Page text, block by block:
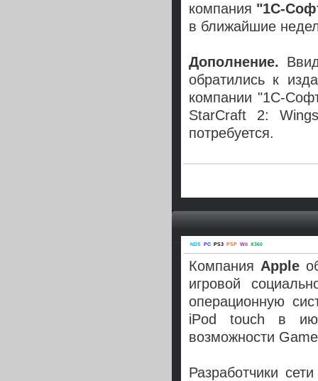
компания "1С-
в ближайшие
Дополнение.
обратились к
компании "1С-
StarCraft 2:
потребуется.
NDS PC PS3 PSP Wii X360
Компания Apple
игровой
операционную
iPod touch в
возможности
Разработчики